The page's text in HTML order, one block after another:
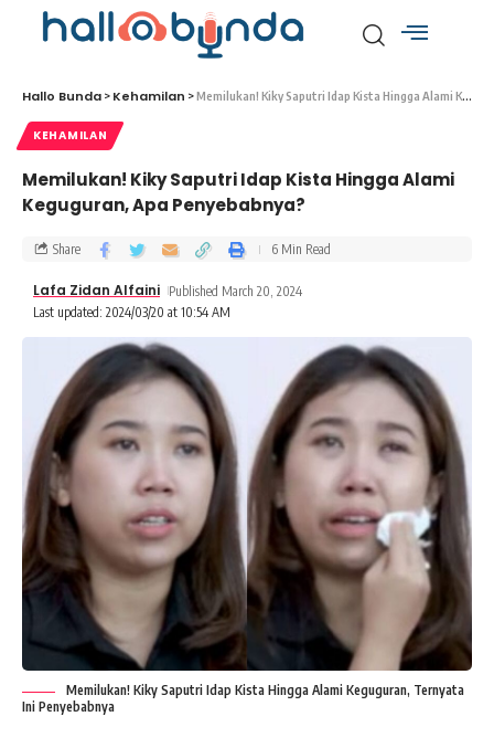
Hallo Bunda > Kehamilan >Memilukan! Kiky Saputri Idap Kista Hingga Alami Keguguran, Apa Penyebabnya?
KEHAMILAN
Memilukan! Kiky Saputri Idap Kista Hingga Alami
Keguguran, Apa Penyebabnya?
Last updated: 2024/03/20 at 10:54 AM
Lafa Zidan Alfaini Published March 20, 2024
Share 6 Min Read
Memilukan! Kiky Saputri Idap Kista Hingga Alami Keguguran, Ternyata
Ini Penyebabnya